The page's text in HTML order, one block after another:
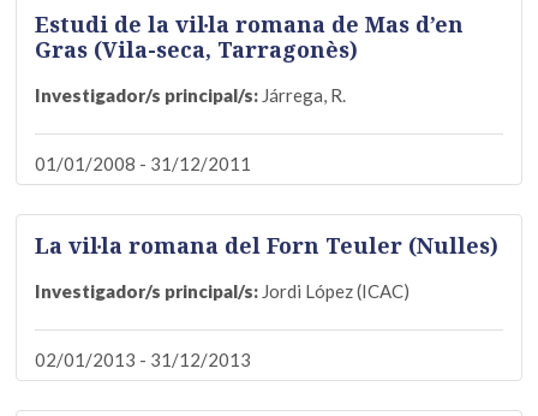
Estudi de la vil·la romana de Mas d’en
Gras (Vila-seca, Tarragonès)
Investigador/s principal/s: Járrega, R.
01/01/2008 - 31/12/2011
La vil·la romana del Forn Teuler (Nulles)
Investigador/s principal/s: Jordi López (ICAC)
02/01/2013 - 31/12/2013